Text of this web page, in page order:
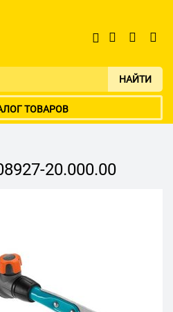
НАЙТИ
ТОВАРОВ
20.000.00